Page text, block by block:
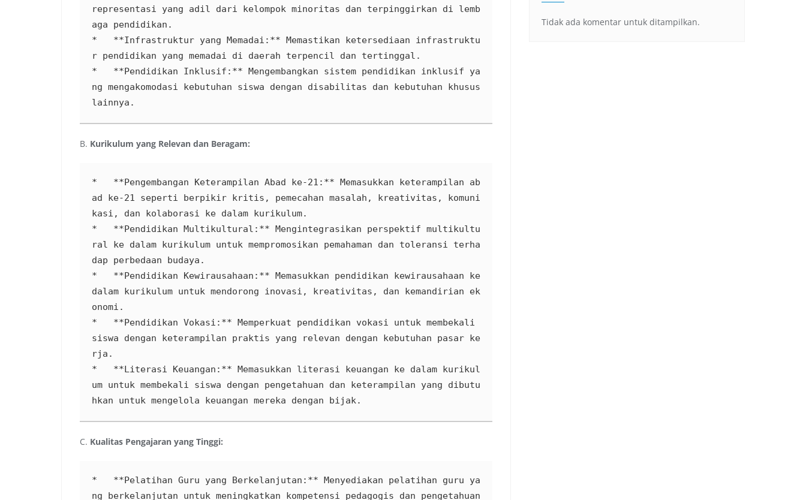
representasi yang adil dari kelompok minoritas dan terpinggirkan di lemb
aga pendidikan.
*   **Infrastruktur yang Memadai:** Memastikan ketersediaan infrastruktu
r pendidikan yang memadai di daerah terpencil dan tertinggal.
*   **Pendidikan Inklusif:** Mengembangkan sistem pendidikan inklusif ya
ng mengakomodasi kebutuhan siswa dengan disabilitas dan kebutuhan khusus
lainnya.
B. Kurikulum yang Relevan dan Beragam:
*   **Pengembangan Keterampilan Abad ke-21:** Memasukkan keterampilan ab
ad ke-21 seperti berpikir kritis, pemecahan masalah, kreativitas, komuni
kasi, dan kolaborasi ke dalam kurikulum.
*   **Pendidikan Multikultural:** Mengintegrasikan perspektif multikultu
ral ke dalam kurikulum untuk mempromosikan pemahaman dan toleransi terha
dap perbedaan budaya.
*   **Pendidikan Kewirausahaan:** Memasukkan pendidikan kewirausahaan ke
dalam kurikulum untuk mendorong inovasi, kreativitas, dan kemandirian ek
onomi.
*   **Pendidikan Vokasi:** Memperkuat pendidikan vokasi untuk membekali
siswa dengan keterampilan praktis yang relevan dengan kebutuhan pasar ke
rja.
*   **Literasi Keuangan:** Memasukkan literasi keuangan ke dalam kurikul
um untuk membekali siswa dengan pengetahuan dan keterampilan yang dibutu
hkan untuk mengelola keuangan mereka dengan bijak.
C. Kualitas Pengajaran yang Tinggi:
*   **Pelatihan Guru yang Berkelanjutan:** Menyediakan pelatihan guru ya
ng berkelanjutan untuk meningkatkan kompetensi pedagogis dan pengetahuan
Tidak ada komentar untuk ditampilkan.